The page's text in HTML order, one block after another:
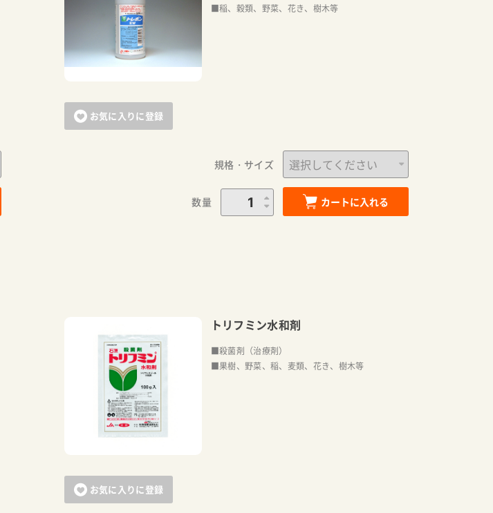
お気に入りに登録
■稲、穀類、野菜、花き、樹木等
規格・サイズ
数量 カートに入れる
お気に入りに登録
トリフミン水和剤
■殺菌剤（治療剤）
■果樹、野菜、稲、麦類、花き、樹木等